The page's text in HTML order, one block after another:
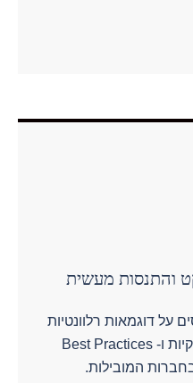
והתנסות מעשית
על דוגמאות רלוונטיות
ועדכניות, מתודולוגיות עסקיות ו- Best Practices
המובילות.